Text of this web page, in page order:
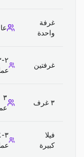
غرفة
واحدة
غرفتين
٣ غرف
٣
فيلا
كبيرة